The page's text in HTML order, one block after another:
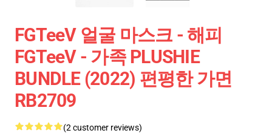
FGTeeV 얼굴 마스크 - 해피
FGTeeV - 가족 PLUSHIE
BUNDLE (2022) 편평한 가면
RB2709
(2 customer reviews)